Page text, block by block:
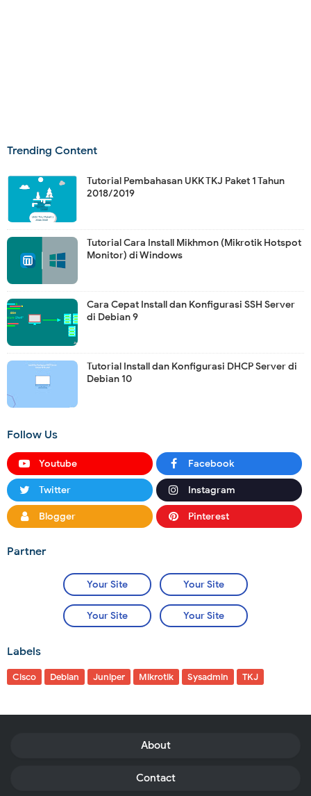
Trending Content
Tutorial Pembahasan UKK TKJ Paket 1 Tahun
2018/2019
Tutorial Cara Install Mikhmon (Mikrotik Hotspot
Monitor) di Windows
Cara Cepat Install dan Konfigurasi SSH Server
di Debian 9
Tutorial Install dan Konfigurasi DHCP Server di
Debian 10
Follow Us
Youtube Facebook
Twitter Instagram
Blogger Pinterest
Partner
Your Site Your Site
Your Site Your Site
Labels
Cisco Debian Juniper Mikrotik Sysadmin TKJ
About
Contact